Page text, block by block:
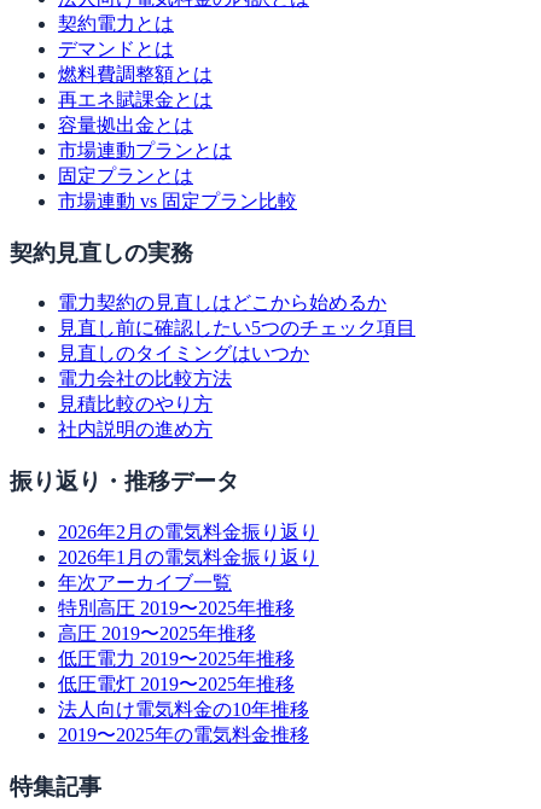
契約電力とは
デマンドとは
燃料費調整額とは
再エネ賦課金とは
容量拠出金とは
市場連動プランとは
固定プランとは
市場連動 vs 固定プラン比較
契約見直しの実務
電力契約の見直しはどこから始めるか
見直し前に確認したい5つのチェック項目
見直しのタイミングはいつか
電力会社の比較方法
見積比較のやり方
社内説明の進め方
振り返り・推移データ
2026年2月の電気料金振り返り
2026年1月の電気料金振り返り
年次アーカイブ一覧
特別高圧 2019〜2025年推移
高圧 2019〜2025年推移
低圧電力 2019〜2025年推移
低圧電灯 2019〜2025年推移
法人向け電気料金の10年推移
2019〜2025年の電気料金推移
特集記事